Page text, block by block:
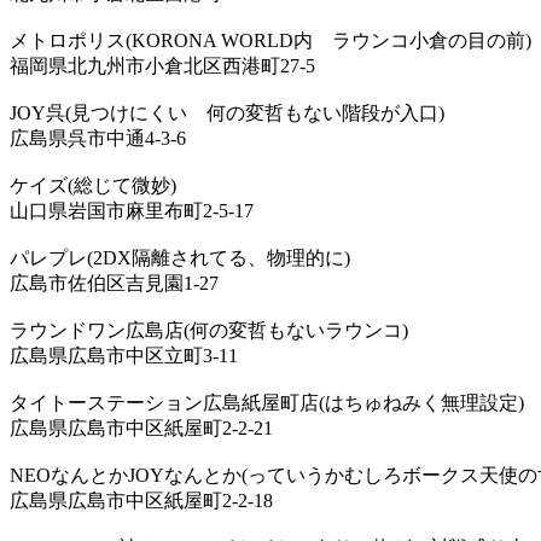
メトロポリス(KORONA WORLD内 ラウンコ小倉の目の前)
福岡県北九州市小倉北区西港町27-5
JOY呉(見つけにくい 何の変哲もない階段が入口)
広島県呉市中通4-3-6
ケイズ(総じて微妙)
山口県岩国市麻里布町2-5-17
パレプレ(2DX隔離されてる、物理的に)
広島市佐伯区吉見園1-27
ラウンドワン広島店(何の変哲もないラウンコ)
広島県広島市中区立町3-11
タイトーステーション広島紙屋町店(はちゅねみく無理設定)
広島県広島市中区紙屋町2-2-21
NEOなんとかJOYなんとか(っていうかむしろボークス天使
広島県広島市中区紙屋町2-2-18